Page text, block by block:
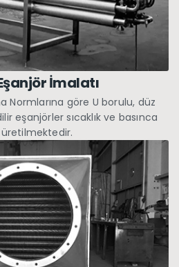
İmalatı
Normlarına göre U borulu, düz
eşanjörler sıcaklık ve basınca